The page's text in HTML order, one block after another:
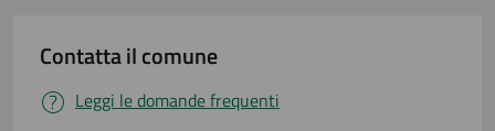
Contatta il comune
Leggi le domande frequenti